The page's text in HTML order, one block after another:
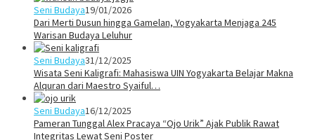
Seni Budaya19/01/2026
Dari Merti Dusun hingga Gamelan, Yogyakarta Menjaga 245
Warisan Budaya Leluhur
Seni Budaya31/12/2025
Wisata Seni Kaligrafi: Mahasiswa UIN Yogyakarta Belajar Makna
Alquran dari Maestro Syaiful…
Seni Budaya16/12/2025
Pameran Tunggal Alex Pracaya “Ojo Urik” Ajak Publik Rawat
Integritas Lewat Seni Poster